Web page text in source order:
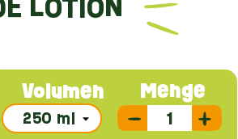
Menge
Volumen